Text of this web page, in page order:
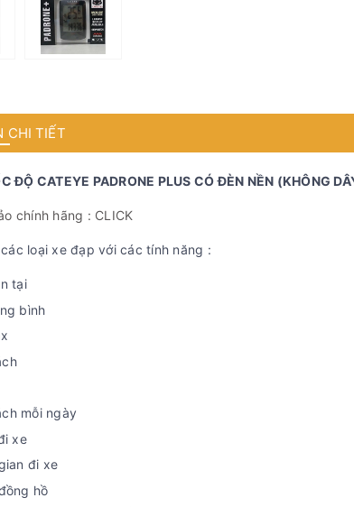
CHI TIẾT
ĐỘ CATEYE PADRONE PLUS CÓ ĐÈN NỀN (KHÔNG
chính hãng : CLICK
loại xe đạp với các tính năng :
tại
bình
mỗi ngày
xe
đi xe
hồ